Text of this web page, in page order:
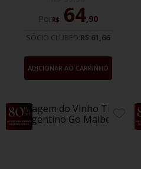
PorR$ 64,90
SÓCIO CLUBED:R$ 61,66
ADICIONAR AO CARRINHO
14%
OFF